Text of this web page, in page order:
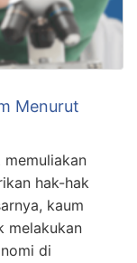
Menurut
memuliakan
hak-hak
kaum
melakukan
di